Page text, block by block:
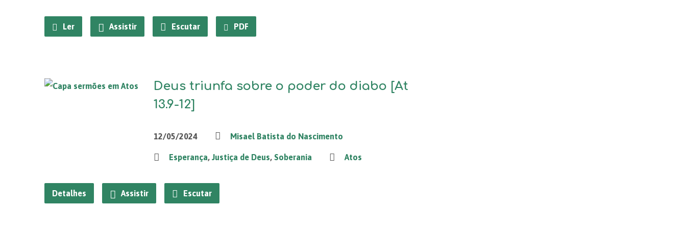
Ler Assistir Escutar PDF
Deus triunfa sobre o poder do diabo [At
13.9-12]
12/05/2024 Misael Batista do Nascimento
Esperança, Justiça de Deus, Soberania Atos
Detalhes Assistir Escutar